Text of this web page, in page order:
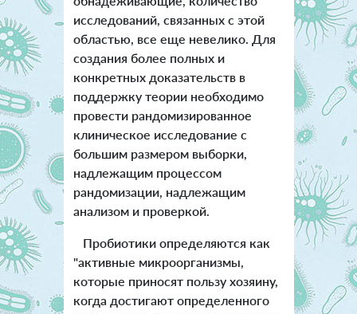
исследований, связанных с этой
областью, все еще невелико. Для
создания более полных и
конкретных доказательств в
поддержку теории необходимо
провести рандомизированное
клиническое исследование с
большим размером выборки,
надлежащим процессом
рандомизации, надлежащим
анализом и проверкой.
Пробиотики определяются как
"активные микроорганизмы,
которые приносят пользу хозяину,
когда достигают определенного